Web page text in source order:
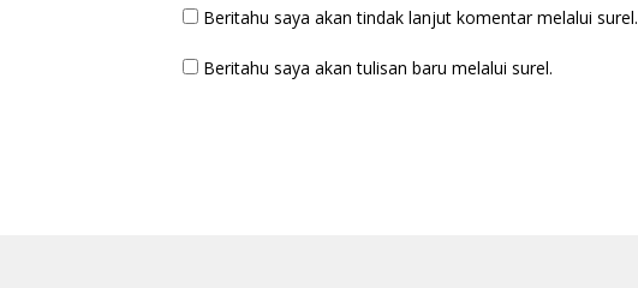
Beritahu saya akan tindak lanjut komentar melalui surel.
Beritahu saya akan tulisan baru melalui surel.